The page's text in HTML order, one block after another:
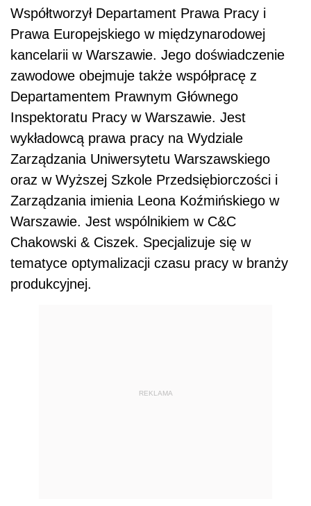
Współtworzył Departament Prawa Pracy i
Prawa Europejskiego w międzynarodowej
kancelarii w Warszawie. Jego doświadczenie
zawodowe obejmuje także współpracę z
Departamentem Prawnym Głównego
Inspektoratu Pracy w Warszawie. Jest
wykładowcą prawa pracy na Wydziale
Zarządzania Uniwersytetu Warszawskiego
oraz w Wyższej Szkole Przedsiębiorczości i
Zarządzania imienia Leona Koźmińskiego w
Warszawie. Jest wspólnikiem w C&C
Chakowski & Ciszek. Specjalizuje się w
tematyce optymalizacji czasu pracy w branży
produkcyjnej.
REKLAMA